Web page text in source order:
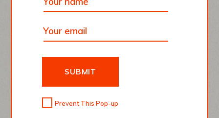
YOUR NAME
SUBMIT
Prevent This Pop-up